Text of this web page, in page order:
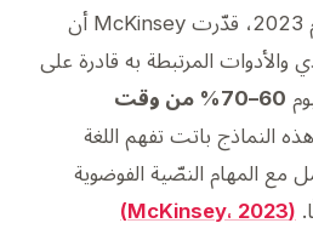
للأتمتة. ففي تحليلها لعام 2023، قدّرت McKinsey أن
والأدوات المرتبطة به قادرة على
60–70% من وقت
النماذج باتت تفهم اللغة
مع المهام النصّية الفوضوية
(McKinsey، 2023)